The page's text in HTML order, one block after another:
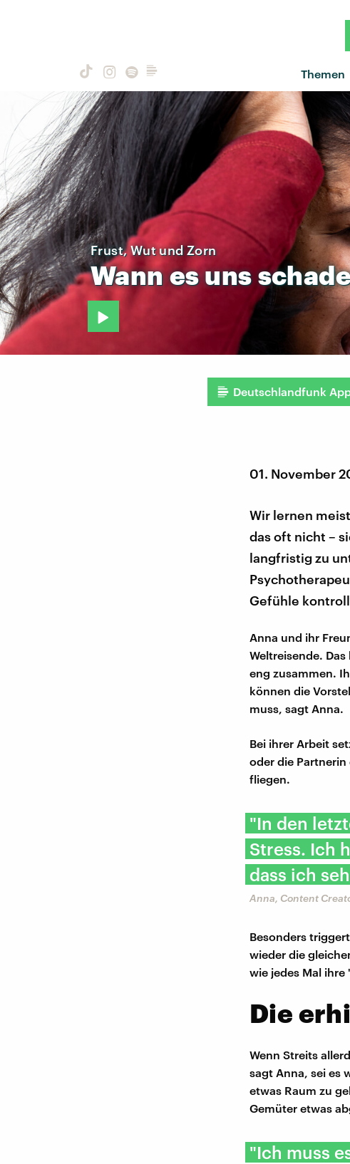
Themen
Frust, Wut und Zorn
Wannesuns
Deutschlandfunk
01. November
Wir lernen
das oft nicht –
langfristig zu
Gefühle
Anna und ihr
Weltreisende.
eng zusammen.
können die
muss, sagt Anna.
Bei ihrer Arbeit
oder die
fliegen.
"In den
Stress. Ich
dass ich
Anna, Content
Besonders
wieder die
wie jedes Mal
Die
Wenn Streits
sagt Anna, sei es
etwas Raum zu
Gemüter etwas
"Ich muss